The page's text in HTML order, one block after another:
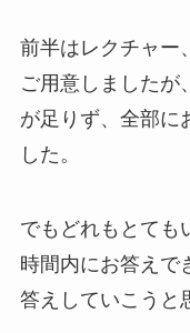
前半はレクチャー
ご用意しましたが
が足りず、全部に
した。
でもどれもとても
時間内にお答えで
答えしていこうと